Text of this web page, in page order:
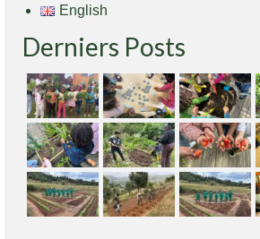
English
Derniers Posts